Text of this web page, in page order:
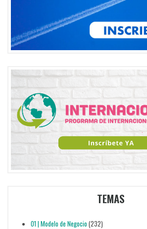
TEMAS
01 | Modelo de Negocio(232)